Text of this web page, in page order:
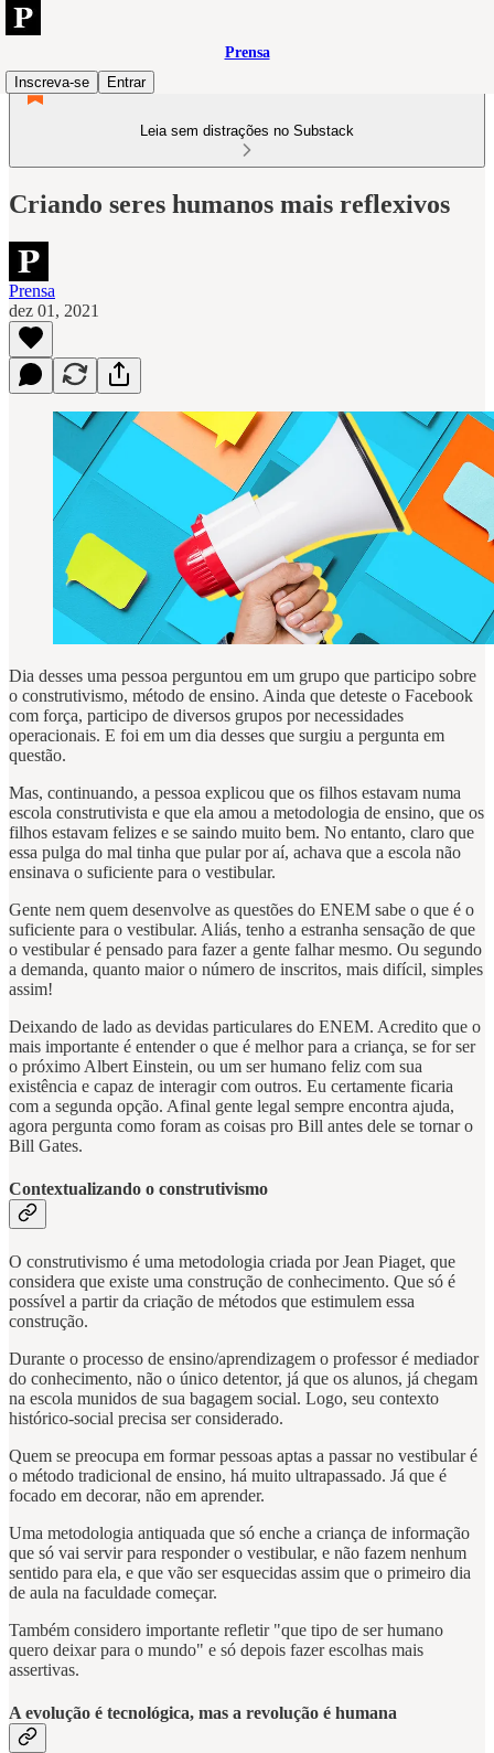
Prensa
Inscreva-se
Entrar
Leia sem distrações no Substack
Criando seres humanos mais reflexivos
Prensa
dez 01, 2021
Dia desses uma pessoa perguntou em um grupo que participo sobre
o construtivismo, método de ensino. Ainda que deteste o Facebook
com força, participo de diversos grupos por necessidades
operacionais. E foi em um dia desses que surgiu a pergunta em
questão.
Mas, continuando, a pessoa explicou que os filhos estavam numa
escola construtivista e que ela amou a metodologia de ensino, que os
filhos estavam felizes e se saindo muito bem. No entanto, claro que
essa pulga do mal tinha que pular por aí, achava que a escola não
ensinava o suficiente para o vestibular.
Gente nem quem desenvolve as questões do ENEM sabe o que é o
suficiente para o vestibular. Aliás, tenho a estranha sensação de que
o vestibular é pensado para fazer a gente falhar mesmo. Ou segundo
a demanda, quanto maior o número de inscritos, mais difícil, simples
assim!
Deixando de lado as devidas particulares do ENEM. Acredito que o
mais importante é entender o que é melhor para a criança, se for ser
o próximo Albert Einstein, ou um ser humano feliz com sua
existência e capaz de interagir com outros. Eu certamente ficaria
com a segunda opção. Afinal gente legal sempre encontra ajuda,
agora pergunta como foram as coisas pro Bill antes dele se tornar o
Bill Gates.
Contextualizando o construtivismo
O construtivismo é uma metodologia criada por Jean Piaget, que
considera que existe uma construção de conhecimento. Que só é
possível a partir da criação de métodos que estimulem essa
construção.
Durante o processo de ensino/aprendizagem o professor é mediador
do conhecimento, não o único detentor, já que os alunos, já chegam
na escola munidos de sua bagagem social. Logo, seu contexto
histórico-social precisa ser considerado.
Quem se preocupa em formar pessoas aptas a passar no vestibular é
o método tradicional de ensino, há muito ultrapassado. Já que é
focado em decorar, não em aprender.
Uma metodologia antiquada que só enche a criança de informação
que só vai servir para responder o vestibular, e não fazem nenhum
sentido para ela, e que vão ser esquecidas assim que o primeiro dia
de aula na faculdade começar.
Também considero importante refletir "que tipo de ser humano
quero deixar para o mundo" e só depois fazer escolhas mais
assertivas.
A evolução é tecnológica, mas a revolução é humana